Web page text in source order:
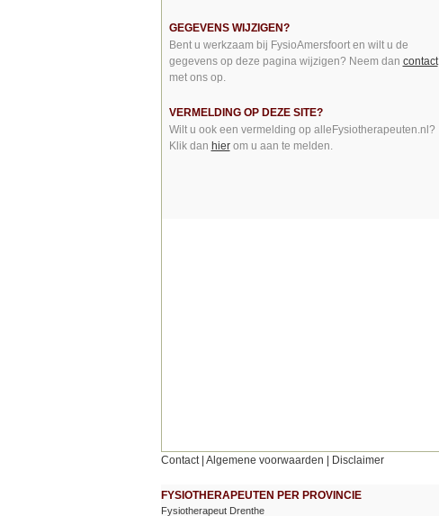
GEGEVENS WIJZIGEN?
Bent u werkzaam bij FysioAmersfoort en wilt u de
gegevens op deze pagina wijzigen? Neem dan contact
met ons op.
VERMELDING OP DEZE SITE?
Wilt u ook een vermelding op alleFysiotherapeuten.nl?
Klik dan hierom u aan te melden.
Contact| Algemene voorwaarden Disclaimer
FYSIOTHERAPEUTEN PER PROVINCIE
Fysiotherapeut Drenthe